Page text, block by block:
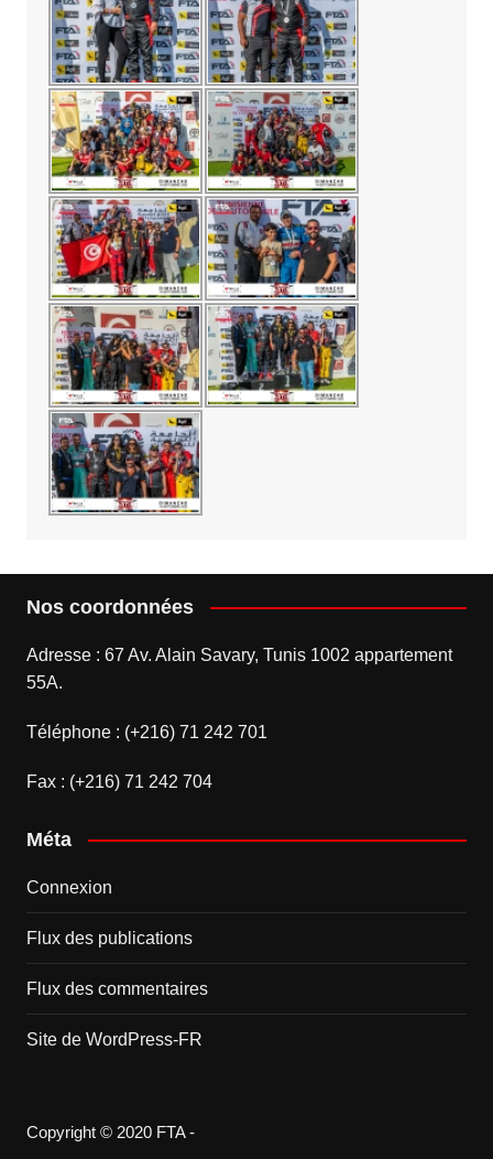
Nos coordonnées
Adresse : 67 Av. Alain Savary, Tunis 1002 appartement
55A.
Téléphone : (+216) 71 242 701
Fax : (+216) 71 242 704
Méta
Connexion
Flux des publications
Flux des commentaires
Site de WordPress-FR
Copyright © 2020 FTA -